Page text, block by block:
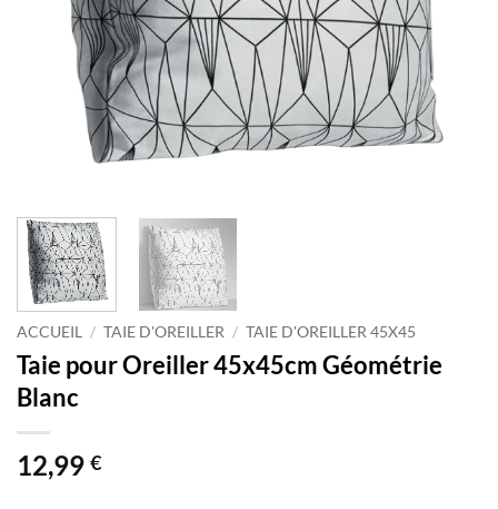
ACCUEIL / TAIE D'OREILLER / TAIE D'OREILLER 45X45
Taie pour Oreiller 45x45cm Géométrie
Blanc
12,99 €